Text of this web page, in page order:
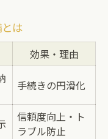
は
効果・理由
手続きの円滑化
信頼度向上・ト
ラブル防止